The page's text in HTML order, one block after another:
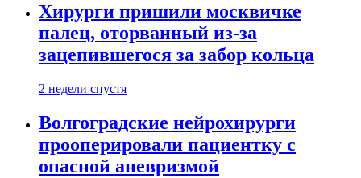
Хирурги пришили москвичке
палец, оторванный из-за
зацепившегося за забор кольца
2 недели спустя
Волгоградские нейрохирурги
прооперировали пациентку с
опасной аневризмой